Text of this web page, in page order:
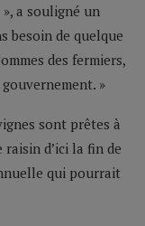
a souligné un
besoin de quelque
des fermiers,
»
sont prêtes à
d’ici la fin de
qui pourrait